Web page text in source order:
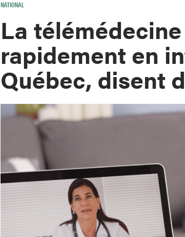
NATIONAL
La
rapidement en
Québec, disent